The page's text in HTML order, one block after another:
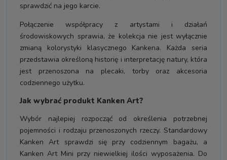
sprawdzić na jego karcie.
Połączenie współpracy z artystami i działań
środowiskowych sprawia, że kolekcja nie jest wyłącznie
zmianą kolorystyki klasycznego Kankena. Każda seria
przedstawia określoną historię i interpretację natury, która
jest przenoszona na plecaki, torby oraz akcesoria
codziennego użytku.
Jak wybrać produkt Kanken Art?
Wybór najlepiej rozpocząć od określenia potrzebnej
pojemności i rodzaju przenoszonych rzeczy. Standardowy
Kanken Art sprawdzi się przy codziennym bagażu, a
Kanken Art Mini przy niewielkiej ilości wyposażenia. Do